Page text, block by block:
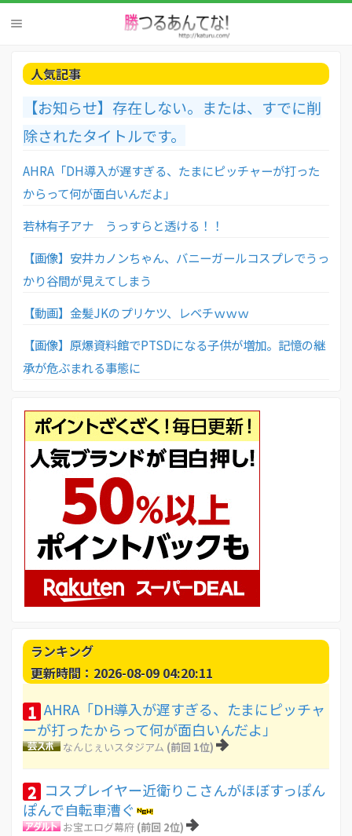
人気記事
【お知らせ】存在しない。または、すでに削
除されたタイトルです。
AHRA「DH導入が遅すぎる、たまにピッチャーが打った
からって何が面白いんだよ」
若林有子アナ うっすらと透ける！！
【画像】安井カノンちゃん、バニーガールコスプレでうっ
かり谷間が見えてしまう
【動画】金髪JKのプリケツ、レベチｗｗｗ
【画像】原爆資料館でPTSDになる子供が増加。記憶の継
承が危ぶまれる事態に
ランキング
更新時間：2026-08-09 04:20:11
1 AHRA「DH導入が遅すぎる、たまにピッチャ
ーが打ったからって何が面白いんだよ」
なんじぇいスタジアム (前回 1位)
2 コスプレイヤー近衛りこさんがほぼすっぽん
ぽんで自転車漕ぐ
お宝エログ幕府 (前回 2位)